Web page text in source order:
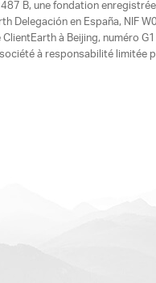
B, une fondation
Delegación en España, NIF
à Beijing, numéro
à responsabilité limitée